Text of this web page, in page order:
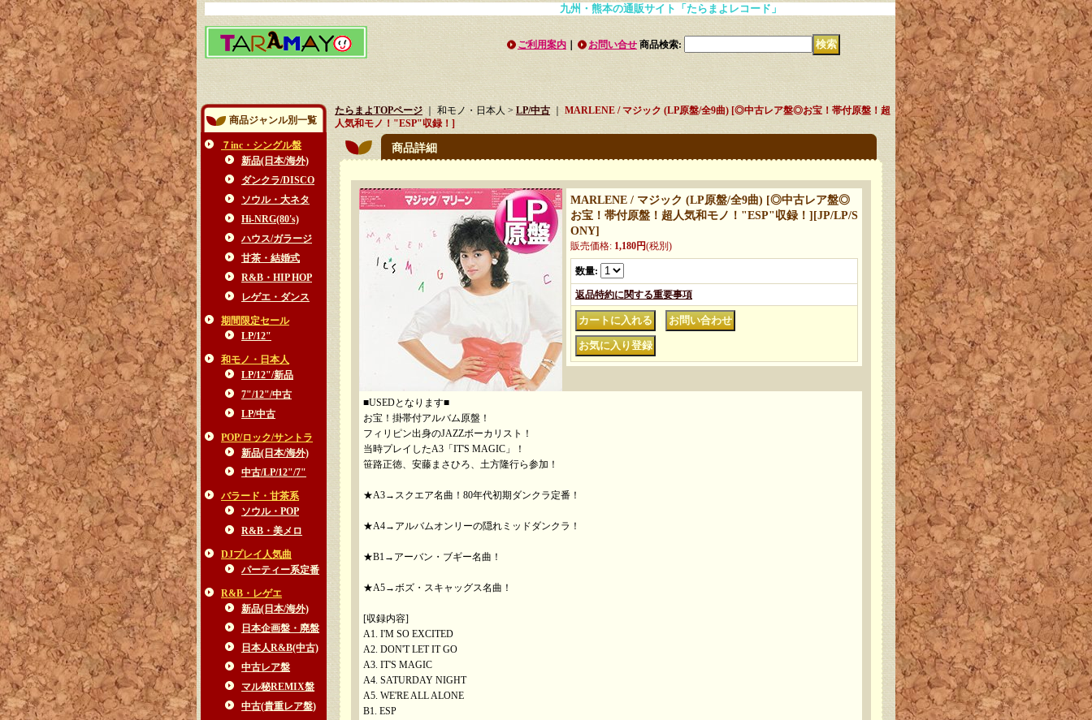
九州・熊本の通販サイト「たらまよレコード」
ご利用案内 お問い合せ 商品検索:
商品ジャンル別一覧
７inc・シングル盤
新品(日本/海外)
ダンクラ/DISCO
ソウル・大ネタ
Hi-NRG(80's)
ハウス/ガラージ
甘茶・結婚式
R&B・HIP HOP
レゲエ・ダンス
期間限定セール
LP/12"
和モノ・日本人
LP/12"/新品
7"/12"/中古
LP/中古
POP/ロック/サントラ
新品(日本/海外)
中古/LP/12"/7"
バラード・甘茶系
ソウル・POP
R&B・美メロ
DJプレイ人気曲
パーティー系定番
R&B・レゲエ
新品(日本/海外)
日本企画盤・廃盤
日本人R&B(中古)
中古レア盤
マル秘REMIX盤
中古(貴重レア盤)
たらまよTOPページ｜ 和モノ・日本人 > LP/中古 ｜ MARLENE / マジック (LP原盤/全9曲) [◎中古レア盤◎お宝！帯付原盤！超
人気和モノ！"ESP"収録！]
商品詳細
MARLENE / マジック (LP原盤/全9曲) [◎中古レア盤◎
お宝！帯付原盤！超人気和モノ！"ESP"収録！] [JP/LP/S
ONY]
販売価格: 1,180円(税別)
数量:
返品特約に関する重要事項
■USEDとなります■
お宝！掛帯付アルバム原盤！
フィリピン出身のJAZZボーカリスト！
当時プレイしたA3「IT'S MAGIC」！
笹路正徳、安藤まさひろ、土方隆行ら参加！
★A3→スクエア名曲！80年代初期ダンクラ定番！
★A4→アルバムオンリーの隠れミッドダンクラ！
★B1→アーバン・ブギー名曲！
★A5→ボズ・スキャッグス名曲！
[収録内容]
A1. I'M SO EXCITED
A2. DON'T LET IT GO
A3. IT'S MAGIC
A4. SATURDAY NIGHT
A5. WE'RE ALL ALONE
B1. ESP